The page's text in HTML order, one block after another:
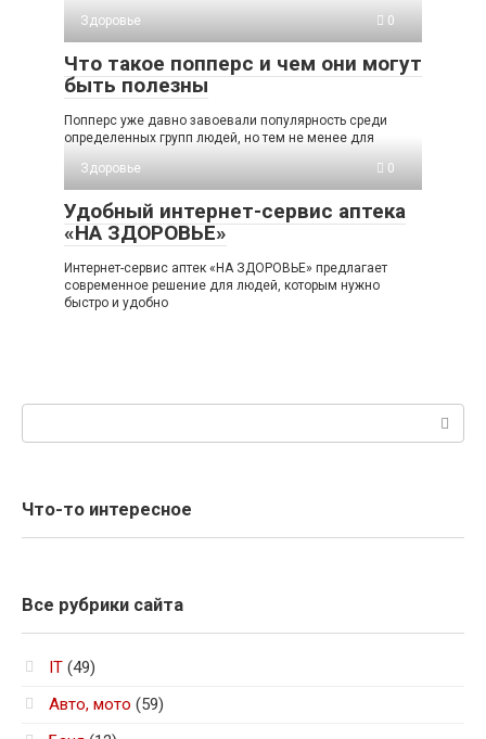
Здоровье
0
Что такое попперс и чем они могут
быть полезны
Попперс уже давно завоевали популярность среди
определенных групп людей, но тем не менее для
Здоровье
0
Удобный интернет-сервис аптека
«НА ЗДОРОВЬЕ»
Интернет-сервис аптек «НА ЗДОРОВЬЕ» предлагает
современное решение для людей, которым нужно
быстро и удобно
Что-то интересное
Все рубрики сайта
IT (49)
Авто, мото (59)